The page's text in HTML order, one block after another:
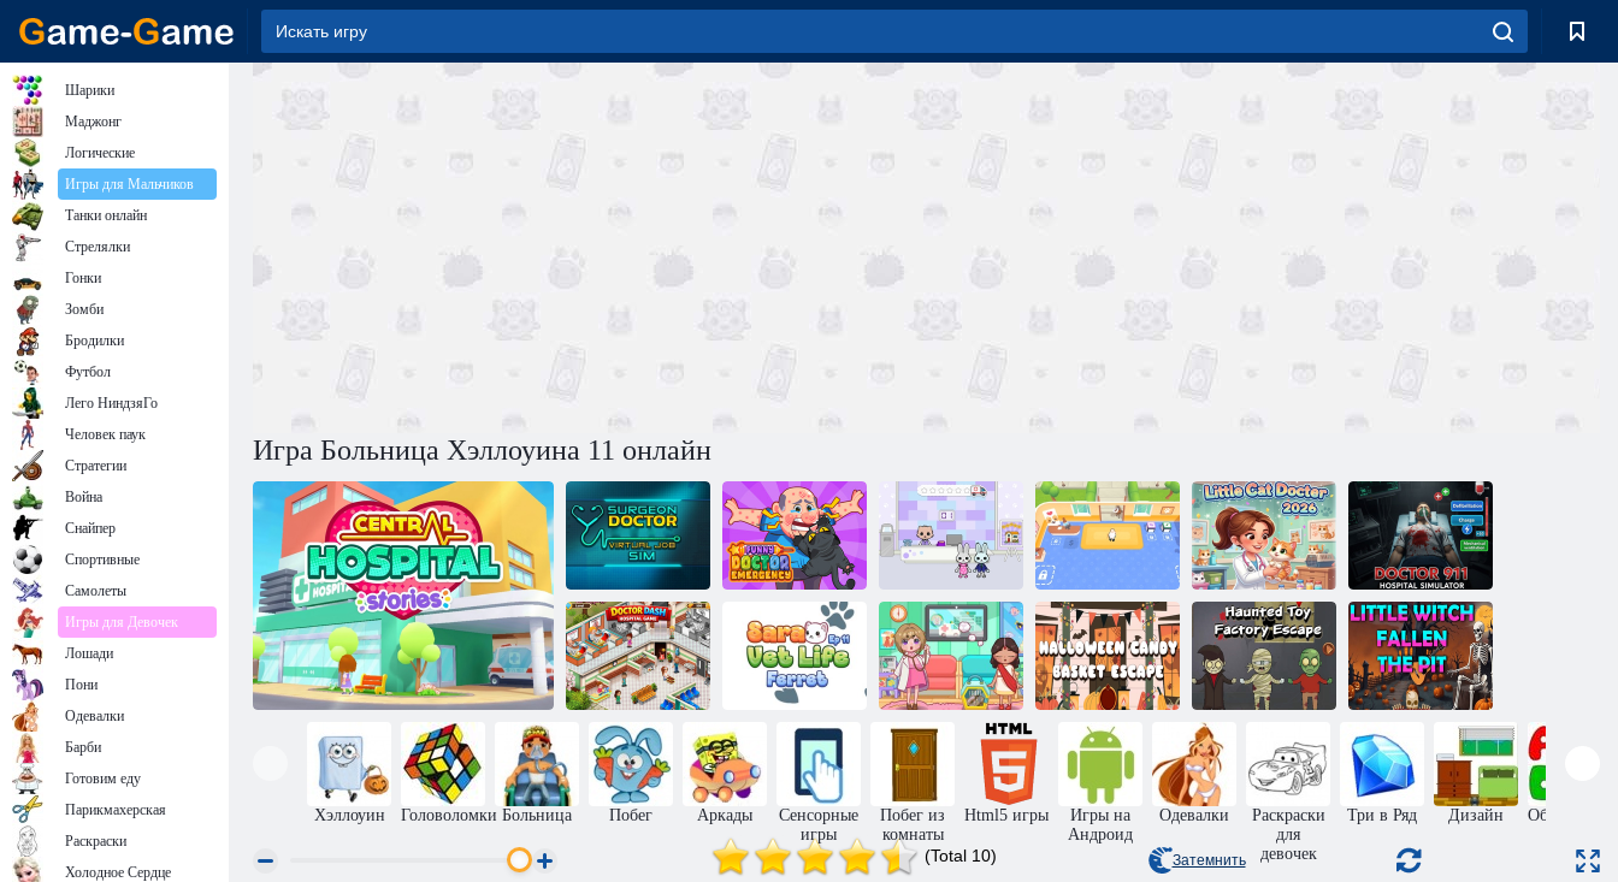
Игра Больница Хэллоуина 11 онлайн
Симулятор
виртуальной
работы хирурга
Забавный
доктор:
Чрезвычайная
ситуация
Ветеринарная
клиника
Ветеринар:
Милые
животные
Маленький
кошачий
доктор 2026
Симулятор
больницы:
Доктор 911
Больница
доктора Даша
ветеринар,
эпизод 11:
Хорёк
Сара жизнь
ветеринара 12:
Хамелеон
Побег из
сладостей на
Хэллоуин
Побег с
фабрики
игрушек с
привидениями
Маленькая
Ведьма,
Падшая в Яму
Хэллоуин Головоломки Больница Побег Аркады
Сенсорные
игры
Побег из
комнаты
Html5 игры
Игры на
Андроид
Одевалки
Раскраски
для
девочек
Три в Ряд Дизайн Обучающие
(Total 10) Затемнить
Шарики
Маджонг
Логические
Игры для Мальчиков
Танки онлайн
Стрелялки
Гонки
Зомби
Бродилки
Футбол
Лего НиндзяГо
Человек паук
Стратегии
Война
Снайпер
Спортивные
Самолеты
Игры для Девочек
Лошади
Пони
Одевалки
Барби
Готовим еду
Парикмахерская
Раскраски
Холодное Сердце